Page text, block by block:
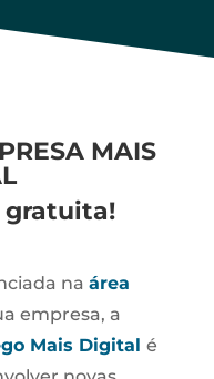
MAIS
gratuita!
na área
empresa, a
Mais Digital é